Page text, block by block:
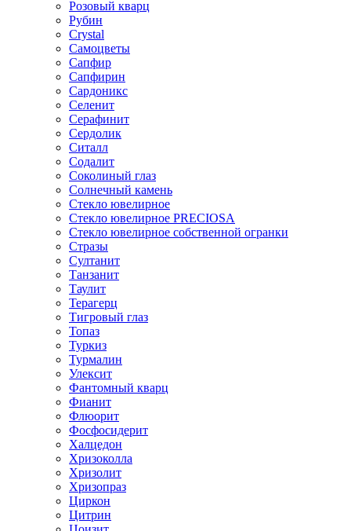
Розовый кварц
Рубин
Сrystal
Самоцветы
Сапфир
Сапфирин
Сардоникс
Селенит
Серафинит
Сердолик
Ситалл
Содалит
Соколиный глаз
Солнечный камень
Стекло ювелирное
Стекло ювелирное PRECIOSA
Стекло ювелирное собственной огранки
Стразы
Султанит
Танзанит
Таулит
Терагерц
Тигровый глаз
Топаз
Туркиз
Турмалин
Улексит
Фантомный кварц
Фианит
Флюорит
Фосфосидерит
Халцедон
Хризоколла
Хризолит
Хризопраз
Циркон
Цитрин